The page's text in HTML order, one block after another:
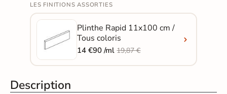
LES FINITIONS ASSORTIES
Plinthe Rapid 11x100 cm /
Tous coloris
14 €90 /ml19,87 €
Description